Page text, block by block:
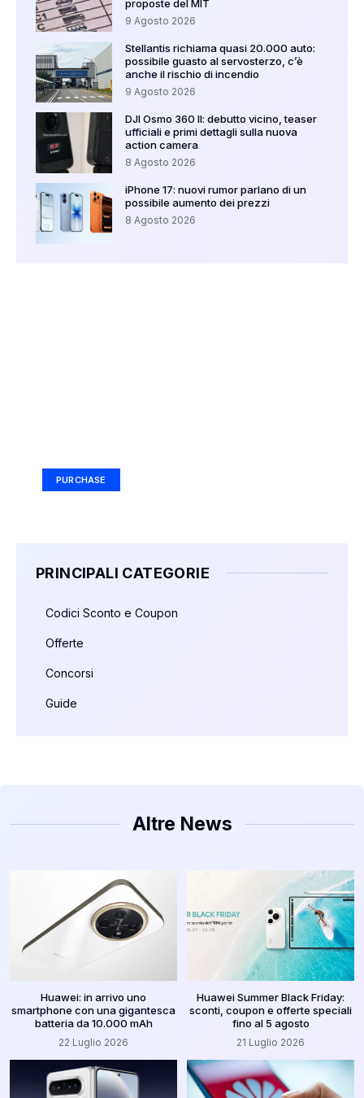
proposte del MIT
9 Agosto 2026
Stellantis richiama quasi 20.000 auto:
possibile guasto al servosterzo, c’è
anche il rischio di incendio
9 Agosto 2026
DJI Osmo 360 II: debutto vicino, teaser
ufficiali e primi dettagli sulla nuova
action camera
8 Agosto 2026
iPhone 17: nuovi rumor parlano di un
possibile aumento dei prezzi
8 Agosto 2026
PURCHASE
PRINCIPALI CATEGORIE
Codici Sconto e Coupon
Offerte
Concorsi
Guide
Altre News
Huawei: in arrivo uno
smartphone con una gigantesca
batteria da 10.000 mAh
22 Luglio 2026
Huawei Summer Black Friday:
sconti, coupon e offerte speciali
fino al 5 agosto
21 Luglio 2026